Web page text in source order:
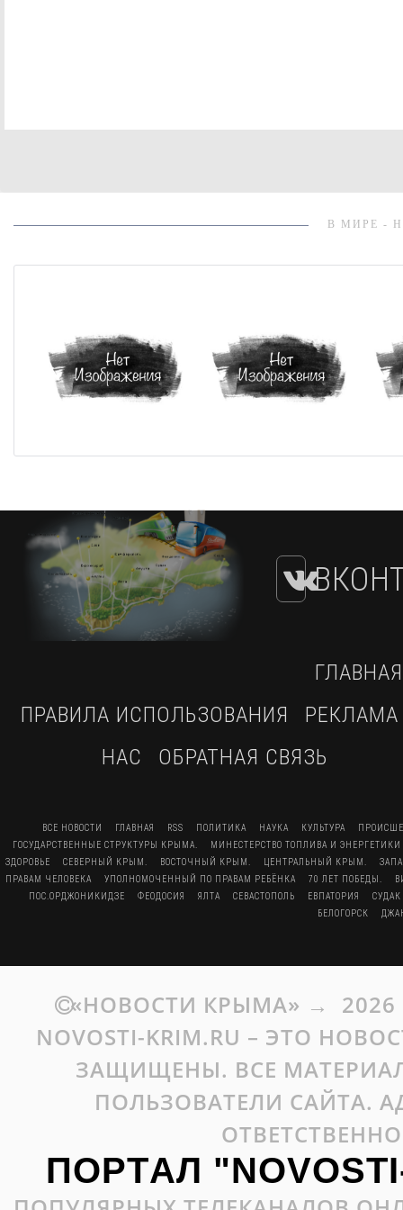
В МИРЕ -
ГЛАВНАЯ
ПРАВИЛА ИСПОЛЬЗОВАНИЯ
РЕКЛАМА
НАС
ОБРАТНАЯ СВЯЗЬ
ВСЕ НОВОСТИ ГЛАВНАЯ RSS ПОЛИТИКА НАУКА КУЛЬТУРА
ГОСУДАРСТВЕННЫЕ СТРУКТУРЫ КРЫМА.
МИНЕСТЕРСТВО ТОПЛИВА И
ЗДОРОВЬЕ
СЕВЕРНЫЙ КРЫМ. ВОСТОЧНЫЙ КРЫМ. ЦЕНТРАЛЬНЫЙ КРЫМ.
ПРАВАМ ЧЕЛОВЕКА
УПОЛНОМОЧЕННЫЙ ПО ПРАВАМ РЕБЁНКА 70 ЛЕТ ПОБЕДЫ.
ПОС.ОРДЖОНИКИДЗЕ
ФЕОДОСИЯ ЯЛТА СЕВАСТОПОЛЬ ЕВПАТОРИЯ
СУДАК
БЕЛОГОРСК
«НОВОСТИ КРЫМА» → 2026
NOVOSTI-KRIM.RU – ЭТО
ЗАЩИЩЕНЫ. ВСЕ
ПОЛЬЗОВАТЕЛИ САЙТА.
ПОРТАЛ